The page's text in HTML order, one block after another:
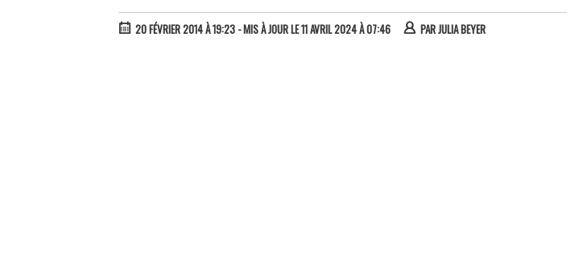
20 FÉVRIER 2014 À 19:23 - MIS À JOUR LE 11 AVRIL 2024 À 07:46 PARJULIA BEYER